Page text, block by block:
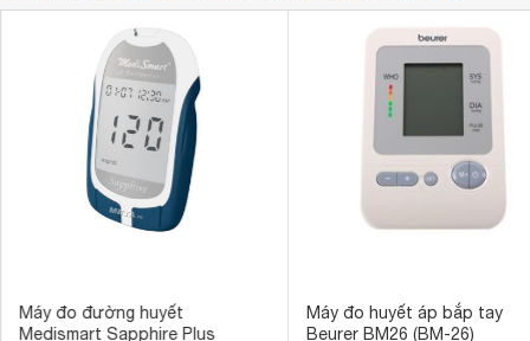
Máy đo đường huyết
Medismart Sapphire Plus
Máy đo huyết áp bắp tay
Beurer BM26 (BM-26)